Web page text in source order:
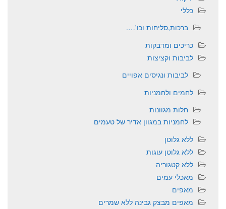
כללי
ברכות,סליחות וכו'….
כריכים ומדבקות
לביבות וקציצות
לביבות ונגיסים אפויים
לחמים ולחמניות
חלות מגוונות
לחמניות במגוון אדיר של טעמים
ללא גלוטן
ללא גלוטן עוגות
ללא קטגוריה
מאכלי עמים
מאפים
מאפים מבצק גבינה ללא שמרים